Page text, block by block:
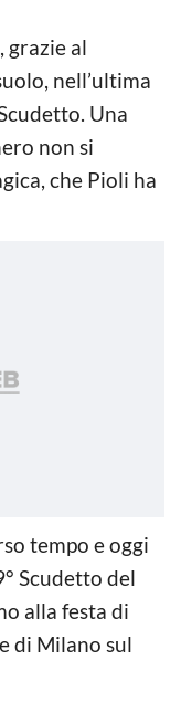
grazie al
nell’ultima
Una
non si
che Pioli ha
tempo e oggi
Scudetto del
alla festa di
di Milano sul